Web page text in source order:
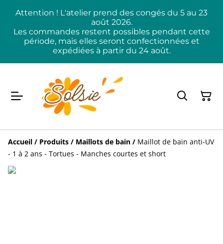
Attention ! L'atelier prend des congés du 5 au 23
août 2026.
Les commandes restent possibles pendant cette
période, mais elles seront confectionnées et
expédiées à partir du 24 août.
Accueil / Produits / Maillots de bain / Maillot de bain anti-UV
- 1 à 2 ans - Tortues - Manches courtes et short